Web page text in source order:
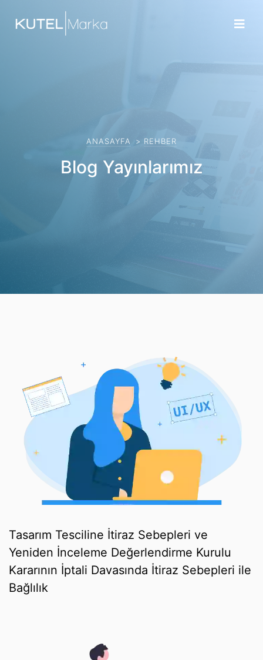
×
ANASAYFA > REHBER
Blog Yayınlarımız
Tasarım Tesciline İtiraz Sebepleri ve
Yeniden İnceleme Değerlendirme Kurulu
Kararının İptali Davasında İtiraz Sebepleri ile
Bağlılık